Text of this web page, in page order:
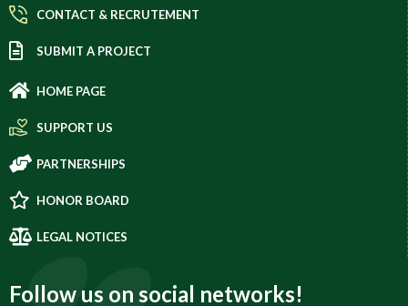
CONTACT & RECRUTEMENT
SUBMIT A PROJECT
HOME PAGE
SUPPORT US
PARTNERSHIPS
HONOR BOARD
LEGAL NOTICES
Follow us on social networks!